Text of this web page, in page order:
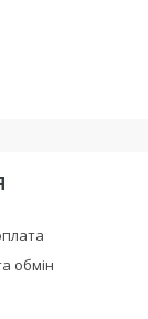
обмін